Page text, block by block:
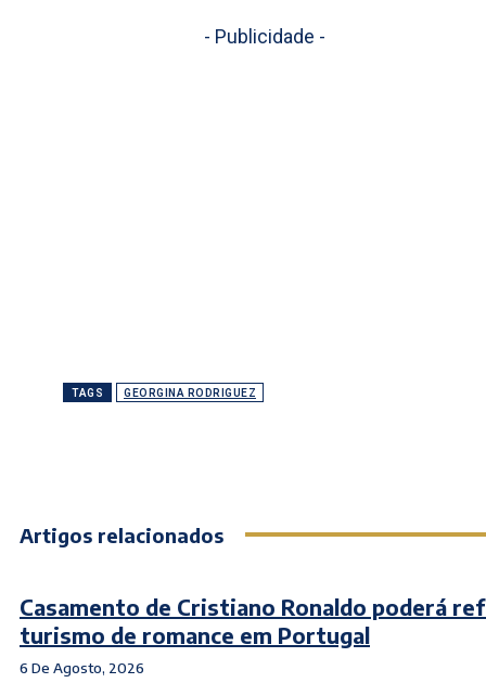
- Publicidade -
TAGS GEORGINA RODRIGUEZ
Artigos relacionados
Casamento de Cristiano Ronaldo poderá
turismo de romance em Portugal
6 De Agosto, 2026